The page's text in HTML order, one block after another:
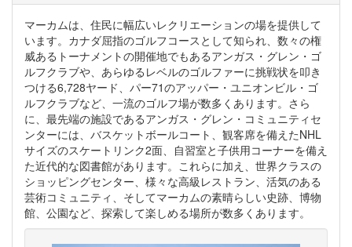
マーカムは、住民に幅広いレクリエーションの場を提供して
います。カナダ屈指のゴルフコースとして知られ、数々の権
威あるトーナメントの開催地でもあるアンガス・グレン・ゴ
ルフクラブや、あらゆるレベルのゴルファーに挑戦状を叩き
つける6,728ヤード、パー71のアッパー・ユニオンビル・ゴ
ルフクラブなど、一流のゴルフ場が数多くあります。さら
に、最先端の施設であるアンガス・グレン・コミュニティセ
ンターには、バスケットボールコート、観客席を備えたNHL
サイズのスケートリンク2面、自習室と子供用コーナーを備え
た近代的な図書館があります。これらに加え、世界クラスの
ショッピングセンター、様々な高級レストラン、活気のある
芸術コミュニティ、そしてマーカムの素晴らしい史跡、博物
館、公園など、探索して楽しめる場所が数多くあります。